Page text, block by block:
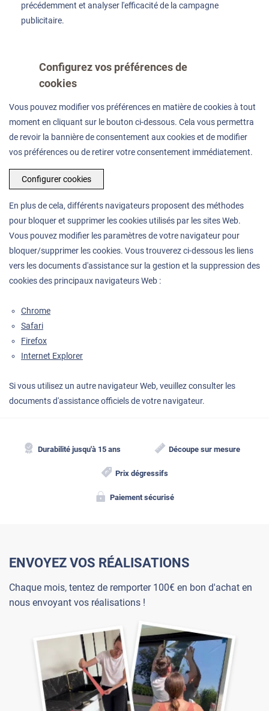
précédemment et analyser l'efficacité de la campagne
publicitaire.
Configurez vos préférences de
cookies
Vous pouvez modifier vos préférences en matière de cookies à tout
moment en cliquant sur le bouton ci-dessous. Cela vous permettra
de revoir la bannière de consentement aux cookies et de modifier
vos préférences ou de retirer votre consentement immédiatement.
Configurer cookies
En plus de cela, différents navigateurs proposent des méthodes
pour bloquer et supprimer les cookies utilisés par les sites Web.
Vous pouvez modifier les paramètres de votre navigateur pour
bloquer/supprimer les cookies. Vous trouverez ci-dessous les liens
vers les documents d'assistance sur la gestion et la suppression des
cookies des principaux navigateurs Web :
Chrome
Safari
Firefox
Internet Explorer
Si vous utilisez un autre navigateur Web, veuillez consulter les
documents d'assistance officiels de votre navigateur.
Durabilité jusqu'à 15 ans Découpe sur mesure
Prix dégressifs
Paiement sécurisé
ENVOYEZ VOS RÉALISATIONS
Chaque mois, tentez de remporter 100€ en bon d'achat en
nous envoyant vos réalisations !